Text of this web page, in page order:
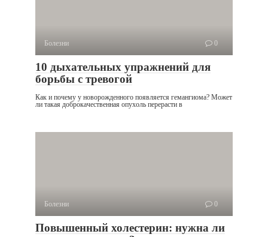
Болезни 0
10 дыхательных упражнений для
борьбы с тревогой
Как и почему у новорожденного появляется гемангиома? Может
ли такая доброкачественная опухоль перерасти в
Болезни 0
Повышенный холестерин: нужна ли